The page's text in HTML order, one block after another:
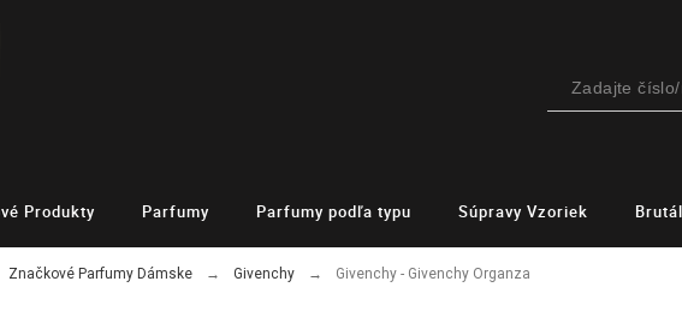
Produkty Parfumy Parfumy podľa typu Súpravy Vzoriek
Značkové Parfumy Dámske Givenchy Givenchy - Givenchy Organza